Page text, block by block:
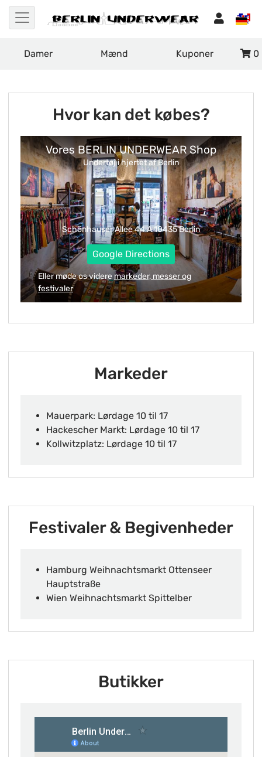
Damer Mænd Kuponer 0
Hvor kan det købes?
Vores BERLIN UNDERWEAR Shop
Undertøj i hjertet af Berlin
Schönhauser Allee 44 A 10435 Berlin
Google Directions
Eller møde os videre markeder, messer og
festivaler
Markeder
Mauerpark: Lørdage 10 til 17
Hackescher Markt: Lørdage 10 til 17
Kollwitzplatz: Lørdage 10 til 17
Festivaler & Begivenheder
Hamburg Weihnachtsmarkt Ottenseer
Hauptstraße
Wien Weihnachtsmarkt Spittelber
Butikker